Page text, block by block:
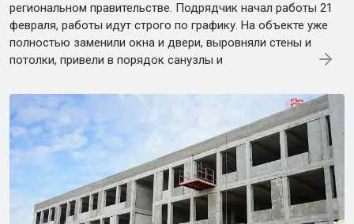
региональном правительстве. Подрядчик начал работы 21
февраля, работы идут строго по графику. На объекте уже
полностью заменили окна и двери, выровняли стены и
потолки, привели в порядок санузлы и